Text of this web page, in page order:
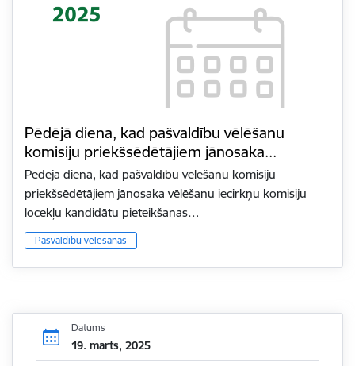
Pēdējā diena, kad pašvaldību vēlēšanu
komisiju priekšsēdētājiem jānosaka...
Pēdējā diena, kad pašvaldību vēlēšanu komisiju
priekšsēdētājiem jānosaka vēlēšanu iecirkņu komisiju
locekļu kandidātu pieteikšanas…
Pašvaldību vēlēšanas
Datums
19. marts, 2025